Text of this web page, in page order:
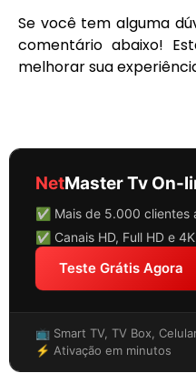
Se você tem alguma
comentário abaixo!
melhorar sua
NetMaster Tv On-
✅ Mais de 5.000 clientes
✅ Canais HD, Full HD e
Teste Grátis Agora
📺 Smart TV, TV Box,
⚡ Ativação em minutos